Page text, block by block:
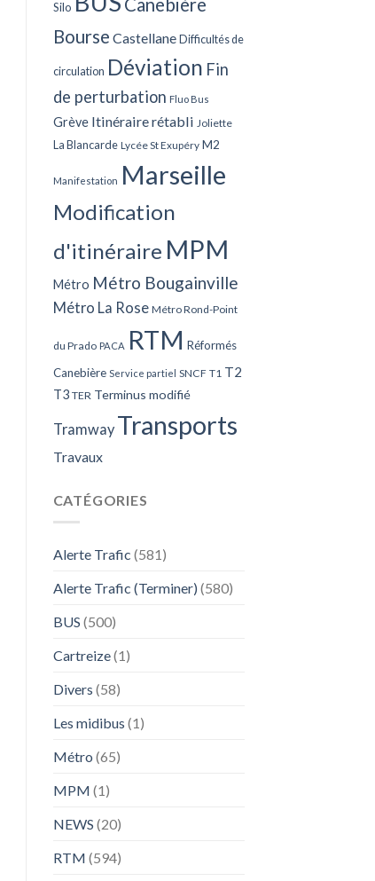
Silo
Canebière
Bourse Castellane Difficultés de
circulation Déviation Fin
de perturbation Fluo Bus
Grève Itinéraire rétabli Joliette
La Blancarde Lycée St Exupéry M2
Manifestation Marseille
Modification
d'itinéraire MPM
Métro Métro Bougainville
Métro La Rose Métro Rond-Point
du Prado PACA RTM Réformés
Canebière Service partiel SNCF T1 T2
T3 TER Terminus modifié
Tramway Transports
Travaux
CATÉGORIES
Alerte Trafic (581)
Alerte Trafic (Terminer) (580)
BUS (500)
Cartreize(1)
Divers (58)
Les midibus (1)
Métro (65)
MPM (1)
NEWS (20)
RTM (594)